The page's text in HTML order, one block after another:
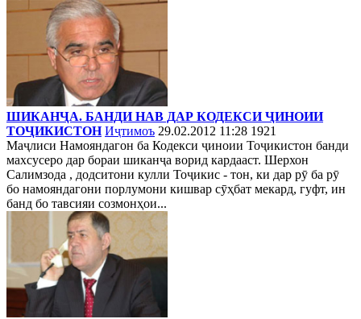
ШИКАНҶА. БАНДИ НАВ ДАР КОДЕКСИ ҶИНОИИ
ТОҶИКИСТОН Иҷтимоъ 29.02.2012 11:28 1921
Маҷлиси Намояндагон ба Кодекси ҷиноии Тоҷикистон банди
махсусеро дар бораи шиканҷа ворид кардааст. Шерхон
Салимзода , додситони кулли Тоҷикис - тон, ки дар рӯ ба рӯ
бо намояндагони порлумони кишвар сӯҳбат мекард, гуфт, ин
банд бо тавсияи созмонҳои...